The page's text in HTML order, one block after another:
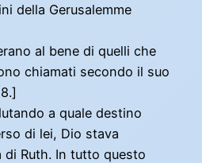
della Gerusalemme
al bene di quelli che
chiamati secondo il suo
a quale destino
di lei, Dio stava
di Ruth. In tutto questo